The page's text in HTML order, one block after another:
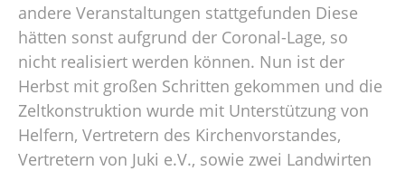
andere Veranstaltungen stattgefunden Diese
hätten sonst aufgrund der Coronal-Lage, so
nicht realisiert werden können. Nun ist der
Herbst mit großen Schritten gekommen und die
Zeltkonstruktion wurde mit Unterstützung von
Helfern, Vertretern des Kirchenvorstandes,
Vertretern von Juki e.V., sowie zwei Landwirten